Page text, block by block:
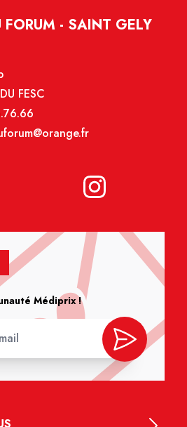
FORUM - SAINT GELY
FESC
Médiprix !